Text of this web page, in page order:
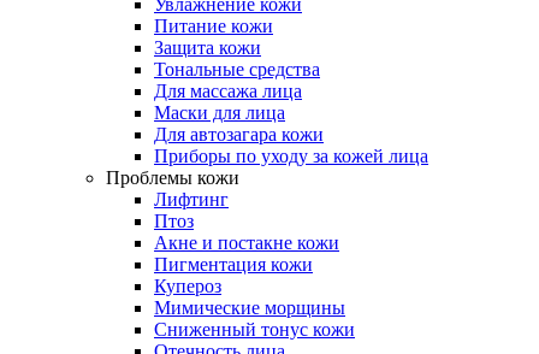
Увлажнение кожи
Питание кожи
Защита кожи
Тональные средства
Для массажа лица
Маски для лица
Для автозагара кожи
Приборы по уходу за кожей лица
Проблемы кожи
Лифтинг
Птоз
Акне и постакне кожи
Пигментация кожи
Купероз
Мимические морщины
Сниженный тонус кожи